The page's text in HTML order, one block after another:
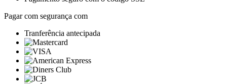
Pagar com segurança com
Tranferência antecipada